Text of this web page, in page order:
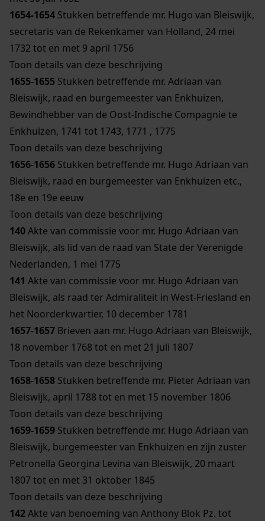
1654-1654 Stukken betreffende mr. Hugo van Bleiswijk,
secretaris van de Rekenkamer van Holland, 24 mei
1732 tot en met 9 april 1756
Toon details van deze beschrijving
1655-1655 Stukken betreffende mr. Adriaan van
Bleiswijk, raad en burgemeester van Enkhuizen,
Bewindhebber van de Oost-Indische Compagnie te
Enkhuizen, 1741 tot 1743, 1771 , 1775
Toon details van deze beschrijving
1656-1656 Stukken betreffende mr. Hugo Adriaan van
Bleiswijk, raad en burgemeester van Enkhuizen etc.,
18e en 19e eeuw
Toon details van deze beschrijving
140Akte van commissie voor mr. Hugo Adriaan van
Bleiswijk, als lid van de raad van State der Verenigde
Nederlanden, 1 mei 1775
141 Akte van commissie voor mr. Hugo Adriaan van
Bleiswijk, als raad ter Admiraliteit in West-Friesland en
het Noorderkwartier, 10 december 1781
1657-1657 Brieven aan mr. Hugo Adriaan van Bleiswijk,
18 november 1768 tot en met 21 juli 1807
Toon details van deze beschrijving
1658-1658 Stukken betreffende mr. Pieter Adriaan van
Bleiswijk, april 1788 tot en met 15 november 1806
Toon details van deze beschrijving
1659-1659 Stukken betreffende mr. Hugo Adriaan van
Bleiswijk, burgemeester van Enkhuizen en zijn zuster
Petronella Georgina Levina van Bleiswijk, 20 maart
1807 tot en met 31 oktober 1845
Toon details van deze beschrijving
142Akte van benoeming van Anthony Blok Pz. tot